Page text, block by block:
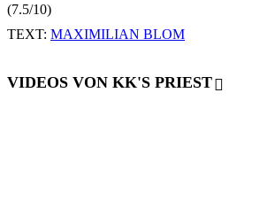
(7.5/10)
TEXT: MAXIMILIAN BLOM
VIDEOS VON KK'S PRIEST